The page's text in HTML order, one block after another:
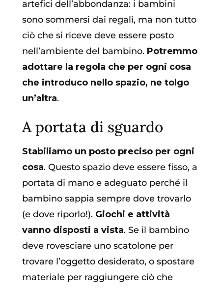
artefici dell’abbondanza: i bambini
sono sommersi dai regali, ma non tutto
ciò che si riceve deve essere posto
nell’ambiente del bambino. Potremmo
adottare la regola che per ogni cosa
che introduco nello spazio, ne tolgo
un’altra.
A portata di sguardo
Stabiliamo un posto preciso per ogni
cosa. Questo spazio deve essere fisso, a
portata di mano e adeguato perché il
bambino sappia sempre dove trovarlo
(e dove riporlo!). Giochi e attività
vanno disposti a vista. Se il bambino
deve rovesciare uno scatolone per
trovare l’oggetto desiderato, o spostare
materiale per raggiungere ciò che